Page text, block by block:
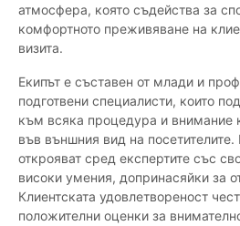
атмосфера, която съдейства за
комфортното преживяване на
визита.
Екипът е съставен от млади и
подготвени специалисти, които
към всяка процедура и внимание
във външния вид на
открояват сред експертите със
високи умения, допринасяйки за
Клиентската удовлетвореност
положителни оценки за